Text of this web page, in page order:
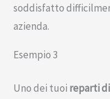
soddisfatto
azienda.
Esempio 3
Uno dei tuoi reparti